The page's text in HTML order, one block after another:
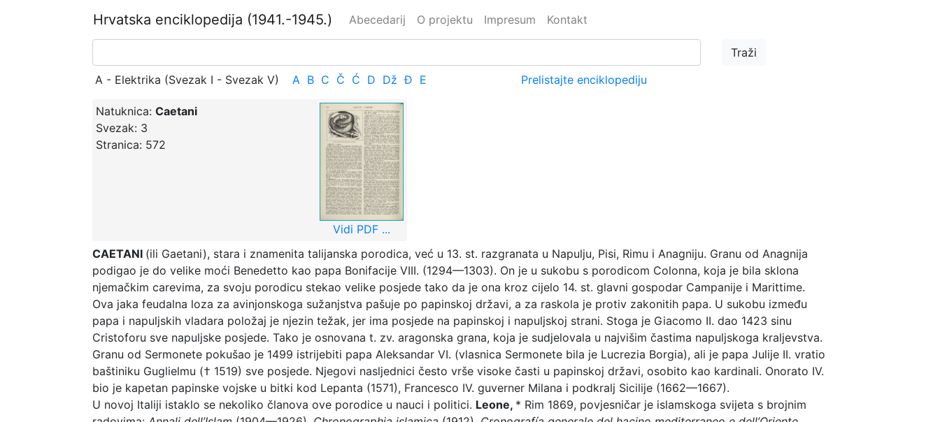
Hrvatska enciklopedija (1941.-1945.) Abecedarij O projektu Impresum Kontakt
A - Elektrika (Svezak I - Svezak V) A B C Č Ć D Dž Đ E Prelistajte enciklopediju
Natuknica: Caetani
Svezak: 3
Stranica: 572
Vidi PDF ...
CAETANI (ili Gaetani), stara i znamenita talijanska porodica, već u 13. st. razgranata u Napulju, Pisi, Rimu i Anagniju. Granu od Anagnija
podigao je do velike moći Benedetto kao papa Bonifacije VIII. (1294—1303). On je u sukobu s porodicom Colonna, koja je bila sklona
njemačkim carevima, za svoju porodicu stekao velike posjede tako da je ona kroz cijelo 14. st. glavni gospodar Campanije i Marittime.
Ova jaka feudalna loza za avinjonskoga sužanjstva pašuje po papinskoj državi, a za raskola je protiv zakonitih papa. U sukobu između
papa i napuljskih vladara položaj je njezin težak, jer ima posjede na papinskoj i napuljskoj strani. Stoga je Giacomo II. dao 1423 sinu
Cristoforu sve napuljske posjede. Tako je osnovana t. zv. aragonska grana, koja je sudjelovala u najvišim častima napuljskoga kraljevstva.
Granu od Sermonete pokušao je 1499 istrijebiti papa Aleksandar VI. (vlasnica Sermonete bila je Lucrezia Borgia), ali je papa Julije II. vratio
baštiniku Guglielmu († 1519) sve posjede. Njegovi nasljednici često vrše visoke časti u papinskoj državi, osobito kao kardinali. Onorato IV.
bio je kapetan papinske vojske u bitki kod Lepanta (1571), Francesco IV. guverner Milana i podkralj Sicilije (1662—1667).
U novoj Italiji istaklo se nekoliko članova ove porodice u nauci i politici. Leone, * Rim 1869, povjesničar je islamskoga svijeta s brojnim